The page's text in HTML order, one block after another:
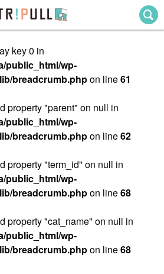
key 0 in
public_html/wp-
breadcrumb.phpon line61
property "parent" on null in
public_html/wp-
breadcrumb.phpon line62
property "term_id" on null in
public_html/wp-
breadcrumb.phpon line68
property "cat_name" on null in
public_html/wp-
breadcrumb.phpon line68